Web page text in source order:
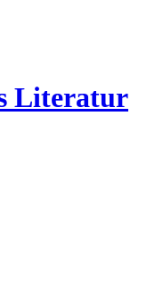
Literatur